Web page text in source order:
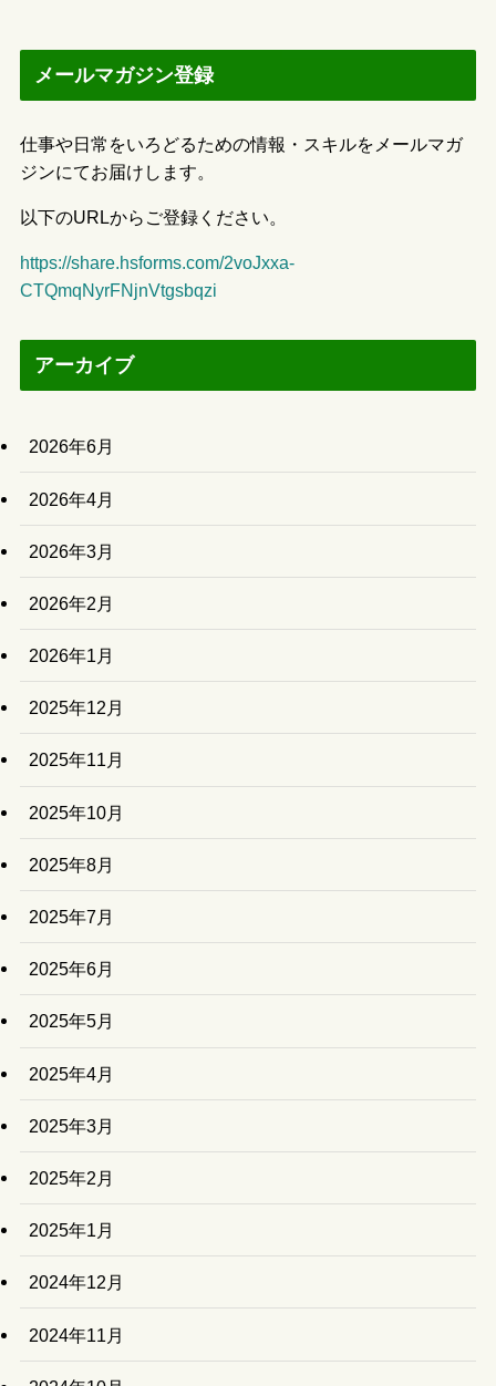
メールマガジン登録
仕事や日常をいろどるための情報・スキルをメールマガ
ジンにてお届けします。
以下のURLからご登録ください。
https://share.hsforms.com/2voJxxa-
CTQmqNyrFNjnVtgsbqzi
アーカイブ
2026年6月
2026年4月
2026年3月
2026年2月
2026年1月
2025年12月
2025年11月
2025年10月
2025年8月
2025年7月
2025年6月
2025年5月
2025年4月
2025年3月
2025年2月
2025年1月
2024年12月
2024年11月